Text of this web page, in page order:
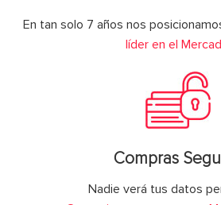
En tan solo 7 años nos
líder en el
Compras
Nadie verá tus datos